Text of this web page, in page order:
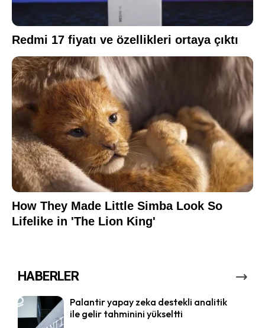
HABERLER
Palantir yapay zeka destekli analitik
ile gelir tahminini yükseltti